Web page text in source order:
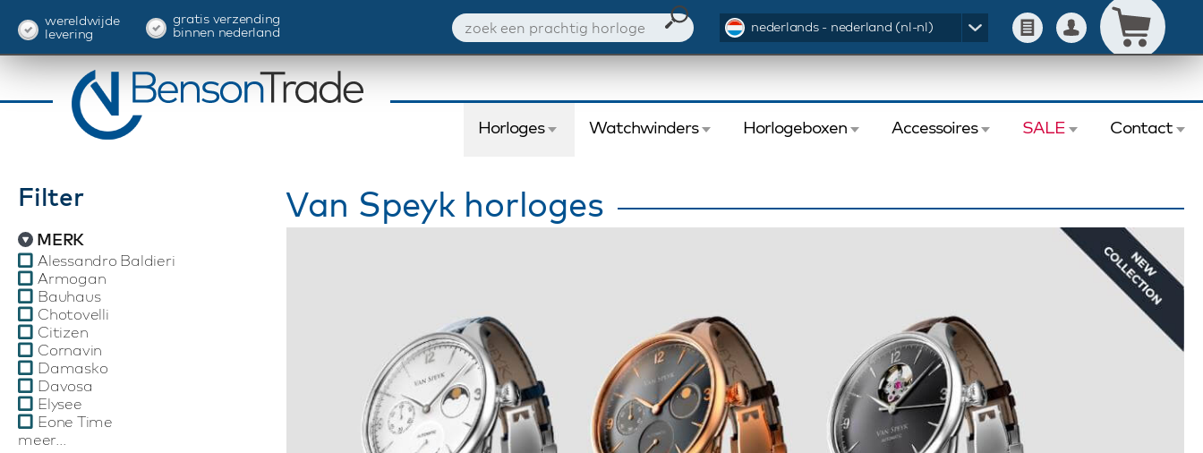
wereldwijde
levering
gratis verzending
binnen nederland nederlands - nederland (nl-nl)
Horloges Watchwinders Horlogeboxen Accessoires SALE Contact
Filter
MERK
Alessandro Baldieri
Armogan
Bauhaus
Chotovelli
Citizen
Cornavin
Damasko
Davosa
Elysee
Eone Time
meer...
Van Speyk horloges